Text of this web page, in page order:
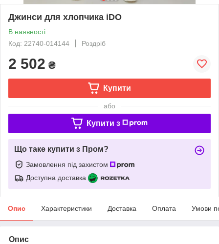
Джинси для хлопчика iDO
В наявності
Код: 22740-014144
Роздріб
2 502 ₴
Купити
або
Купити з
Що таке купити з Пром?
Замовлення під захистом
Доступна доставка
Опис Характеристики Доставка Оплата Умови
Опис